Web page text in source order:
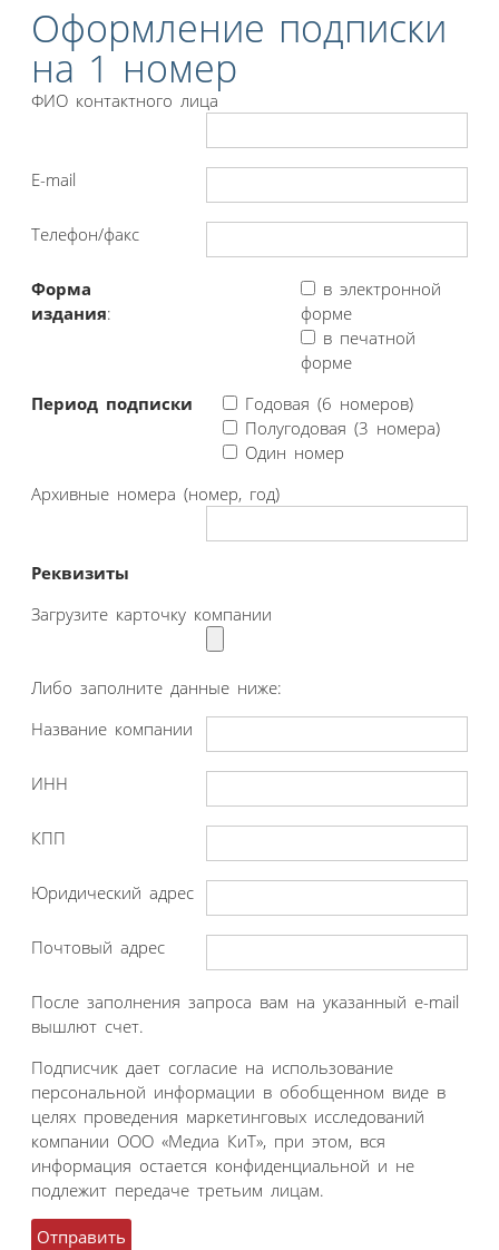
Оформление подписки
на 1 номер
ФИО контактного лица
E-mail
Телефон/факс
Форма
издания:
в электронной
форме
в печатной
форме
Период подписки
Годовая (6 номеров)
Полугодовая (3 номера)
Один номер
Архивные номера (номер, год)
Реквизиты
Загрузите карточку компании
Либо заполните данные ниже:
Название компании
ИНН
КПП
Юридический адрес
Почтовый адрес
После заполнения запроса вам на указанный e-mail
вышлют счет.
Подписчик дает согласие на использование
персональной информации в обобщенном виде в
целях проведения маркетинговых исследований
компании ООО «Медиа КиТ», при этом, вся
информация остается конфиденциальной и не
подлежит передаче третьим лицам.